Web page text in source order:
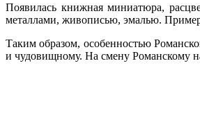
Появилась книжная миниатюра,
металлами, живописью, эмалью.
Таким образом, особенностью
и чудовищному. На смену Романскому